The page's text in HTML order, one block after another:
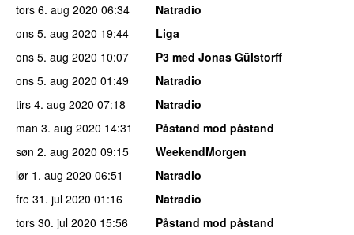
tors 6. aug 2020 06:34
Natradio
ons 5. aug 2020 19:44
Liga
ons 5. aug 2020 10:07
P3 med Jonas Gülstorff
ons 5. aug 2020 01:49
Natradio
tirs 4. aug 2020 07:18
Natradio
man 3. aug 2020 14:31
Påstand mod påstand
søn 2. aug 2020 09:15
WeekendMorgen
lør 1. aug 2020 06:51
Natradio
fre 31. jul 2020 01:16
Natradio
tors 30. jul 2020 15:56
Påstand mod påstand